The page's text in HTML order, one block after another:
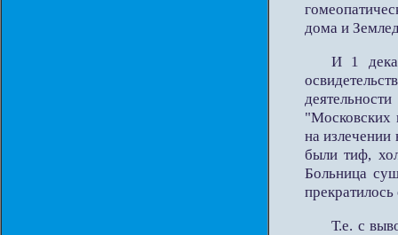
дома и
И 1
"Московских
на излечении
были тиф,
Больница
Т.е. с